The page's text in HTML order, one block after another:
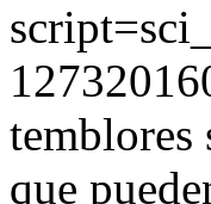
temblores
que